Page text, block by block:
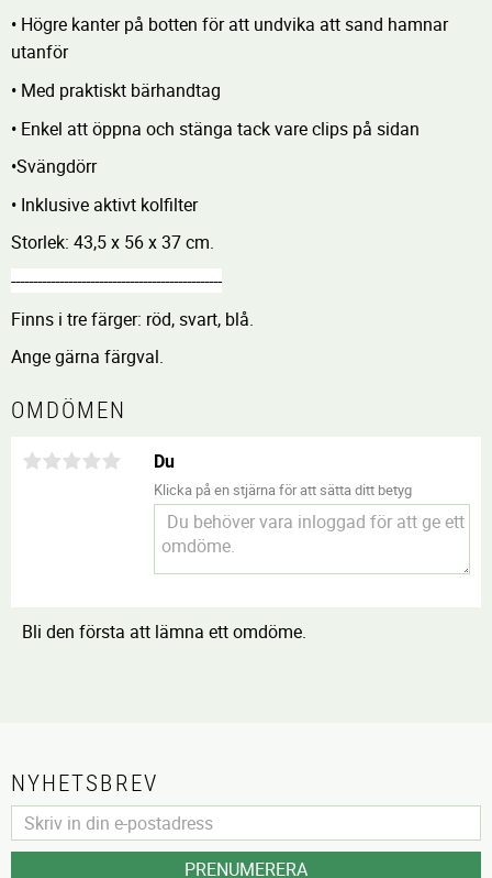
• Högre kanter på botten för att undvika att sand hamnar
utanför
• Med praktiskt bärhandtag
• Enkel att öppna och stänga tack vare clips på sidan
•Svängdörr
• Inklusive aktivt kolfilter
Storlek: 43,5 x 56 x 37 cm.
------------------------------------------------
Finns i tre färger: röd, svart, blå.
Ange gärna färgval.
OMDÖMEN
Du
Klicka på en stjärna för att sätta ditt betyg
Bli den första att lämna ett omdöme.
NYHETSBREV
PRENUMERERA